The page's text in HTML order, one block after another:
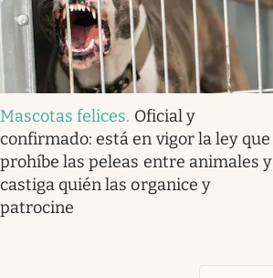
Mascotas felices. Oficial y
confirmado: está en vigor la ley que
prohíbe las peleas entre animales y
castiga quién las organice y
patrocine